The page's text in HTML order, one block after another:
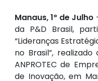
Manaus, 1º de Julho
da P&D Brasil,
“Lideranças
no Brasil”,
ANPROTEC de
de Inovação, em